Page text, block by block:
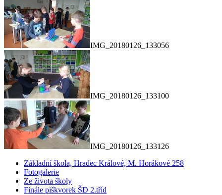
IMG_20180126_133056
IMG_20180126_133100
IMG_20180126_133126
Základní škola, Hradec Králové, M. Horákové 258
Fotogalerie
Ze života školy
Finále piškvorek ŠD 2.tříd